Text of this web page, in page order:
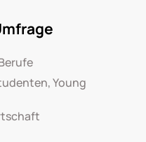
Young